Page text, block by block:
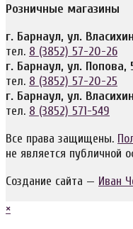
Розничные магазины
г. Барнаул, ул.
тел. 8 (3852) 57-20-26
г. Барнаул, ул. Попова,
тел. 8 (3852) 57-20-25
г. Барнаул, ул.
тел. 8 (3852) 571-549
Все права защищены.
не является публичной
Создание сайта — Иван
×